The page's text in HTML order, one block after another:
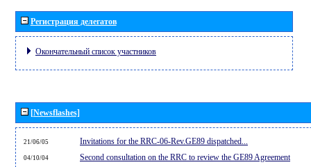
Регистрация делегатов
Окончательный список участников
[Newsflashes]
21/06/05 Invitations for the RRC-06-Rev.GE89 dispatched...
04/10/04 Second consultation on the RRC to review the GE89 Agreement